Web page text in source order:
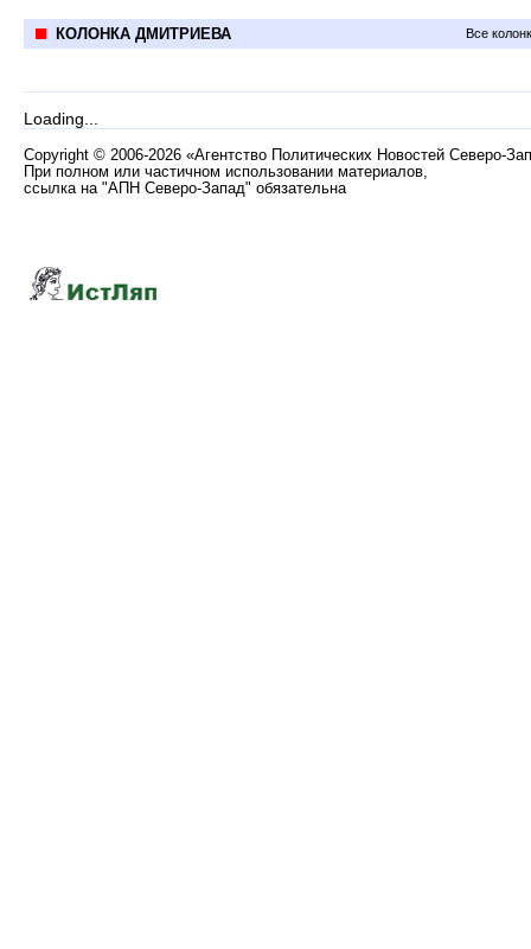
КОЛОНКА ДМИТРИЕВА Все
Loading...
Copyright © 2006-2026 «Агентство Политических Новостей Северо-
При полном или частичном использовании материалов,
ссылка на "АПН Северо-Запад" обязательна